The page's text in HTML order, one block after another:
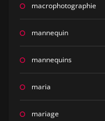
macrophotographie
mannequin
mannequins
maria
mariage